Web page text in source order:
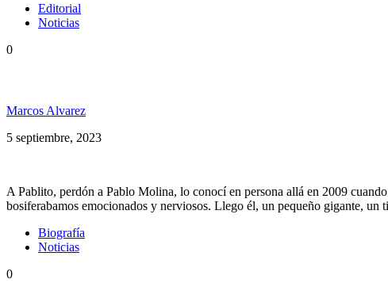
Editorial
Noticias
0
Marcos Alvarez
5 septiembre, 2023
A Pablito, perdón a Pablo Molina, lo conocí en persona allá en 2009
bosiferabamos emocionados y nerviosos. Llego él, un pequeño gigante,
Biografía
Noticias
0